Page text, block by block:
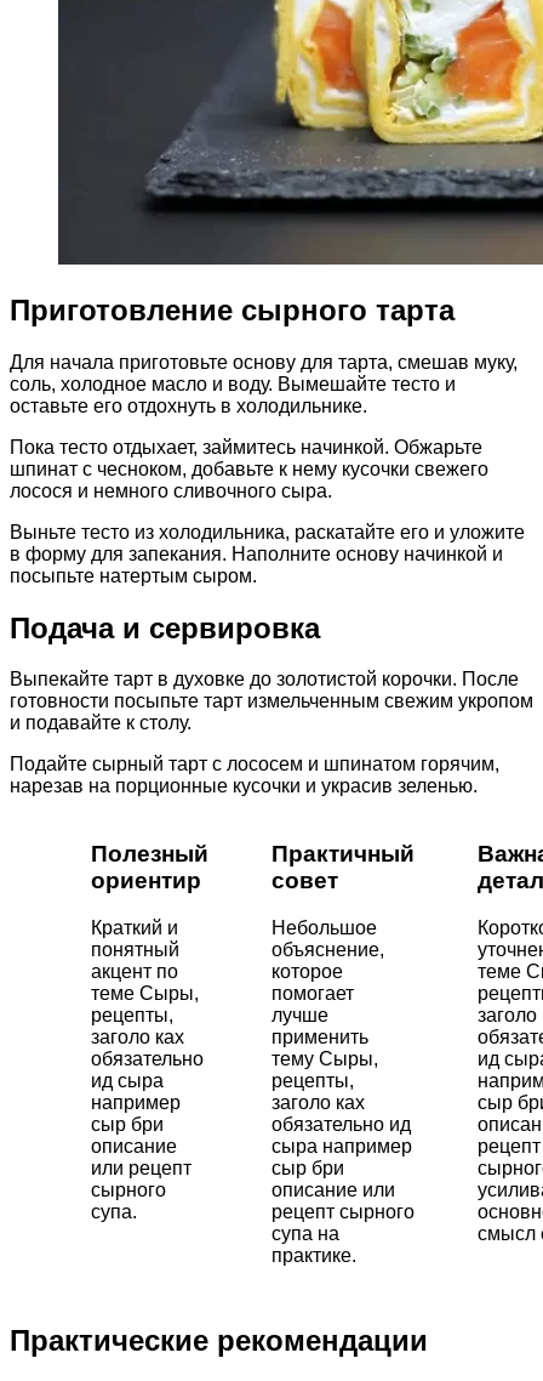
Приготовление сырного тарта
Для начала приготовьте основу для тарта, смешав муку,
соль, холодное масло и воду. Вымешайте тесто и
оставьте его отдохнуть в холодильнике.
Пока тесто отдыхает, займитесь начинкой. Обжарьте
шпинат с чесноком, добавьте к нему кусочки свежего
лосося и немного сливочного сыра.
Выньте тесто из холодильника, раскатайте его и уложите
в форму для запекания. Наполните основу начинкой и
посыпьте натертым сыром.
Подача и сервировка
Выпекайте тарт в духовке до золотистой корочки. После
готовности посыпьте тарт измельченным свежим укропом
и подавайте к столу.
Подайте сырный тарт с лососем и шпинатом горячим,
нарезав на порционные кусочки и украсив зеленью.
Полезный
ориентир
Краткий и
понятный
акцент по
теме Сыры,
рецепты,
заголо ках
обязательно
ид сыра
например
сыр бри
описание
или рецепт
сырного
супа.
Практичный
совет
Небольшое
объяснение,
которое
помогает
лучше
применить
тему Сыры,
рецепты,
заголо ках
обязательно ид
сыра например
сыр бри
описание или
рецепт сырного
супа на
практике.
теме
заголо
ид
сыр
рецепт
смысл
Практические рекомендации